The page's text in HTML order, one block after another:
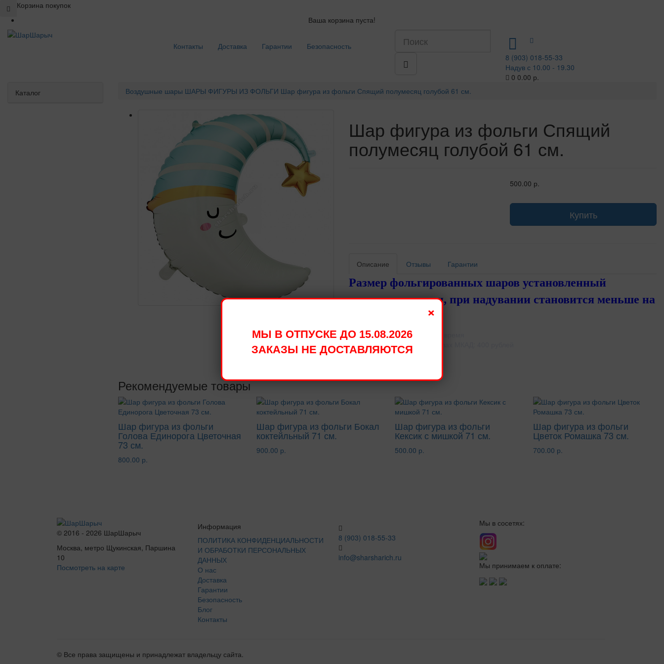
Корзина покупок
Ваша корзина пуста!
Контакты Доставка Гарантии
Безопасность
8 (903) 018-55-33
Надув с 10.00 - 19.30
0 0.00 р.
Каталог
Воздушные шары ШАРЫ ФИГУРЫ ИЗ ФОЛЬГИ Шар фигура из фольги Спящий полумесяц голубой 61 см.
Шар фигура из фольги Спящий
полумесяц голубой 61 см.
500.00 р.
Купить
Описание Отзывы Гарантии
Размер фольгированных шаров установленный
производителями, при надувании становится меньше на
Доставим в удобное для Вас время
Стоимость доставки в пределах МКАД: 400 рублей
Рекомендуемые товары
Шар фигура из фольги
Голова Единорога Цветочная
73 см.
800.00 р.
Шар фигура из фольги Бокал
коктейльный 71 см.
900.00 р.
Шар фигура из фольги
Кексик с мишкой 71 см.
500.00 р.
Шар фигура из фольги
Цветок Ромашка 73 см.
700.00 р.
© 2016 - 2026 ШарШарыч
Москва, метро Щукинская, Паршина
10
Посмотреть на карте
Информация
ПОЛИТИКА КОНФИДЕНЦИАЛЬНОСТИ
И ОБРАБОТКИ ПЕРСОНАЛЬНЫХ
ДАННЫХ
О нас
Доставка
Гарантии
Безопасность
Блог
Контакты
8 (903) 018-55-33
info@sharsharich.ru
Мы в сосетях:
Мы принимаем к оплате:
© Все права защищены и принадлежат владельцу сайта.
×
МЫ В ОТПУСКЕ ДО 15.08.2026
ЗАКАЗЫ НЕ ДОСТАВЛЯЮТСЯ